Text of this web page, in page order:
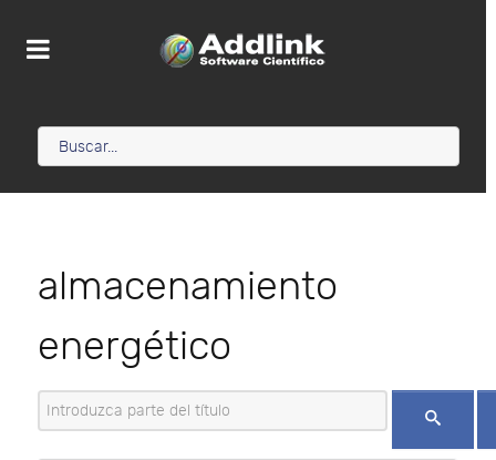
almacenamiento
energético
Introduzca parte del título